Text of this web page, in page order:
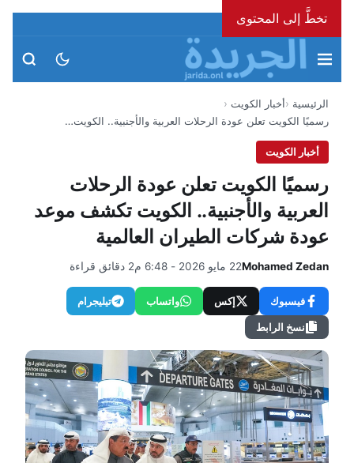
تخطَّ إلى المحتوى
الجمعة، 7 أغسطس 2026
الرئيسية
أخبار الكويت
رسميًا الكويت تعلن عودة الرحلات العربية والأجنبية.. الكويت…
أخبار الكويت
رسميًا الكويت تعلن عودة الرحلات
العربية والأجنبية.. الكويت تكشف موعد
عودة شركات الطيران العالمية
Mohamed Zedan22 مايو 2026 - 6:48 م 2 دقائق قراءة
فيسبوك إكس واتساب تيليجرام
نسخ الرابط